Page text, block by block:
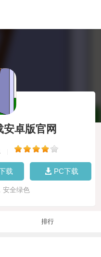
安卓版官网
载 PC下载
安全绿色
排行